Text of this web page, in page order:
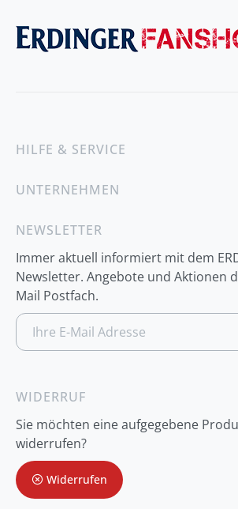
HILFE & SERVICE
UNTERNEHMEN
NEWSLETTER
Immer aktuell informiert mit dem
Newsletter. Angebote und Aktionen
Mail Postfach.
A
m
u
g
z
m
N
e
WIDERRUF
Sie möchten eine aufgegebene
widerrufen?
Widerrufen